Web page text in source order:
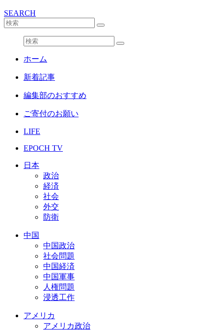
SEARCH
ホーム
新着記事
編集部のおすすめ
ご寄付のお願い
LIFE
EPOCH TV
日本
政治
経済
社会
外交
防衛
中国
中国政治
社会問題
中国経済
中国軍事
人権問題
浸透工作
アメリカ
アメリカ政治